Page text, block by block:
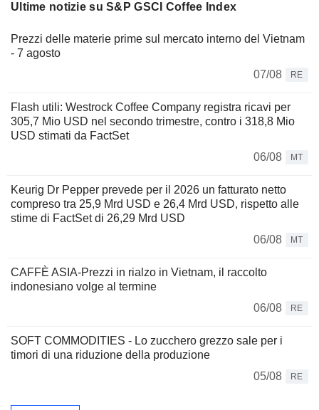
Ultime notizie su S&P GSCI Coffee Index
Prezzi delle materie prime sul mercato interno del Vietnam
- 7 agosto
07/08
RE
Flash utili: Westrock Coffee Company registra ricavi per
305,7 Mio USD nel secondo trimestre, contro i 318,8 Mio
USD stimati da FactSet
06/08
MT
Keurig Dr Pepper prevede per il 2026 un fatturato netto
compreso tra 25,9 Mrd USD e 26,4 Mrd USD, rispetto alle
stime di FactSet di 26,29 Mrd USD
06/08
MT
CAFFÈ ASIA-Prezzi in rialzo in Vietnam, il raccolto
indonesiano volge al termine
06/08
RE
SOFT COMMODITIES - Lo zucchero grezzo sale per i
timori di una riduzione della produzione
05/08
RE